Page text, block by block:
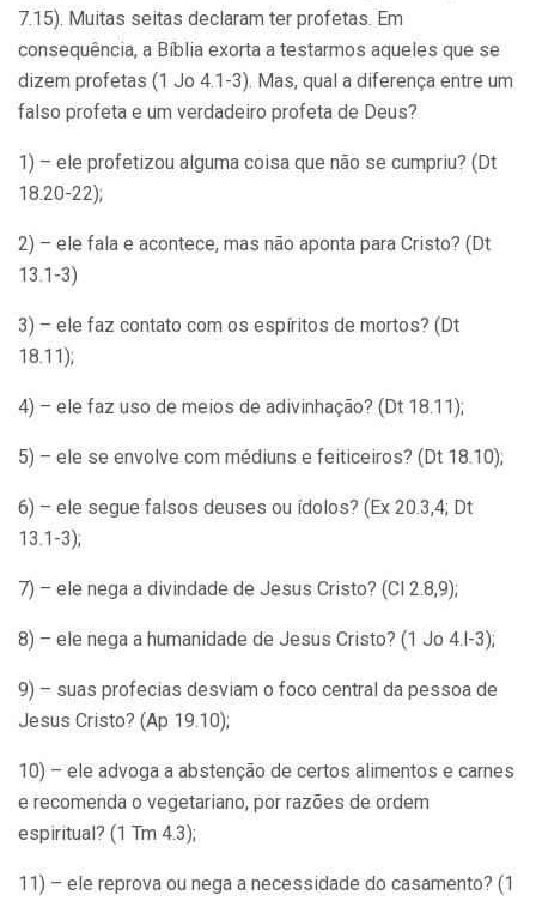
7.15). Muitas seitas declaram ter profetas. Em
consequência, a Bíblia exorta a testarmos aqueles que se
dizem profetas (1 Jo 4.1-3). Mas, qual a diferença entre um
falso profeta e um verdadeiro profeta de Deus?
1) – ele profetizou alguma coisa que não se cumpriu? (Dt
18.20-22);
2) – ele fala e acontece, mas não aponta para Cristo? (Dt
13.1-3)
3) – ele faz contato com os espíritos de mortos? (Dt
18.11);
4) – ele faz uso de meios de adivinhação? (Dt 18.11);
5) – ele se envolve com médiuns e feiticeiros? (Dt 18.10);
6) – ele segue falsos deuses ou ídolos? (Ex 20.3,4; Dt
13.1-3);
7) – ele nega a divindade de Jesus Cristo? (Cl 2.8,9);
8) – ele nega a humanidade de Jesus Cristo? (1 Jo 4.l-3);
9) – suas profecias desviam o foco central da pessoa de
Jesus Cristo? (Ap 19.10);
10) – ele advoga a abstenção de certos alimentos e carnes
e recomenda o vegetariano, por razões de ordem
espiritual? (1 Tm 4.3);
11) – ele reprova ou nega a necessidade do casamento? (1